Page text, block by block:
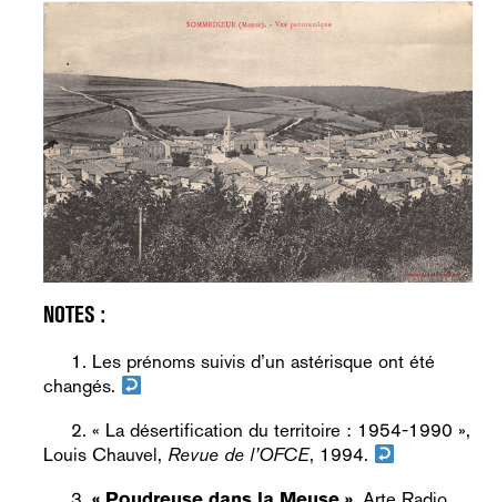
Les prénoms suivis d’un astérisque ont été
changés.
« La désertification du territoire : 1954-1990 »,
Louis Chauvel, Revue de l’OFCE, 1994.